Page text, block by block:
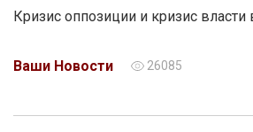
Кризис оппозиции и кризис власти
Ваши Новости 26085